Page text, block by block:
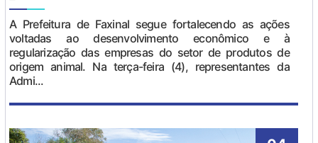
A Prefeitura de Faxinal segue fortalecendo as ações
voltadas ao desenvolvimento econômico e à
regularização das empresas do setor de produtos de
origem animal. Na terça-feira (4), representantes da
Admi...